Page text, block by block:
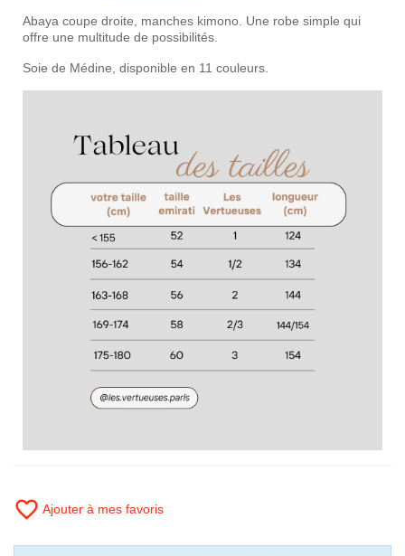
Abaya coupe droite, manches kimono. Une robe simple qui
offre une multitude de possibilités.
Soie de Médine, disponible en 11 couleurs.
favorite_border Ajouter à mes favoris